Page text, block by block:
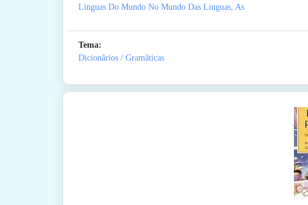
Linguas Do Mundo No Mundo Das Linguas, As
Tema:
Dicionãrios / Gramãticas